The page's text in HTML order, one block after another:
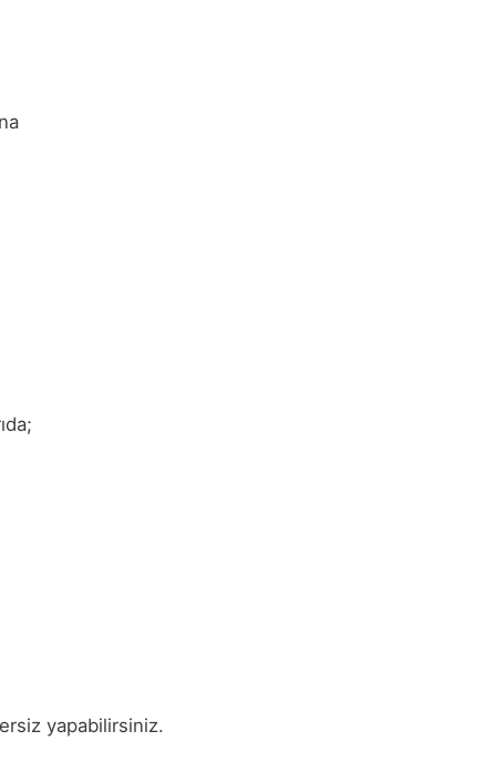
yapabilirsiniz.